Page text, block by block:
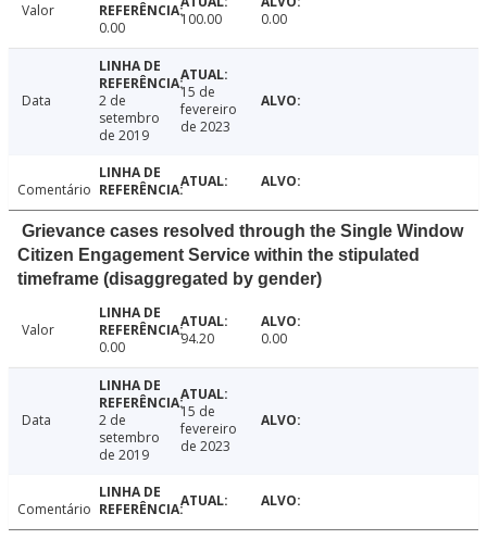
Valor
0.00
100.00 0.00
Data
2 de
setembro
de 2019
15 de
fevereiro
de 2023
Comentário
Grievance cases resolved through the Single Window
Citizen Engagement Service within the stipulated
timeframe (disaggregated by gender)
Valor
0.00
94.20 0.00
Data
2 de
setembro
de 2019
15 de
fevereiro
de 2023
Comentário